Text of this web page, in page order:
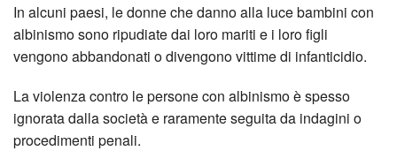
In alcuni paesi, le donne che danno alla luce bambini con
albinismo sono ripudiate dai loro mariti e i loro figli
vengono abbandonati o divengono vittime di infanticidio.
La violenza contro le persone con albinismo è spesso
ignorata dalla società e raramente seguita da indagini o
procedimenti penali.